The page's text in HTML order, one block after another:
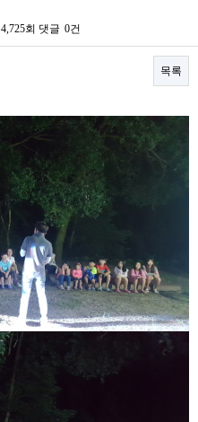
4,725회 댓글 0건
목록